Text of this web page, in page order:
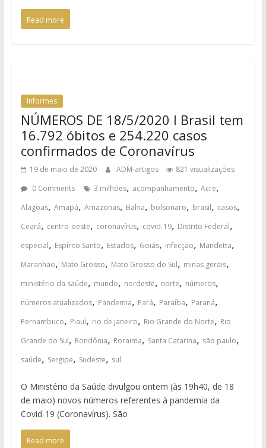
Read more
Informes
NÚMEROS DE 18/5/2020 I Brasil tem
16.792 óbitos e 254.220 casos
confirmados de Coronavírus
19 de maio de 2020 ADM-artigos
821 visualizações
0 Comments
3 milhões, acompanhamento, Acre,
Alagoas, Amapá, Amazonas, Bahia, bolsonaro, brasil, casos,
Ceará, centro-oeste, coronavírus, covid-19, Distrito Federal,
especial, Espírito Santo, Estados, Goiás, infecção, Mandetta,
Maranhão, Mato Grosso, Mato Grosso do Sul, minas gerais,
ministério da saúde, mundo, nordeste, norte, números,
números atualizados, Pandemia, Pará, Paraíba, Paraná,
Pernambuco, Piauí, rio de janeiro, Rio Grande do Norte, Rio
Grande do Sul, Rondônia, Roraima, Santa Catarina, são paulo,
saúde, Sergipe, Sudeste, sul
O Ministério da Saúde divulgou ontem (às 19h40, de 18
de maio) novos números referentes à pandemia da
Covid-19 (Coronavírus). São
Read more